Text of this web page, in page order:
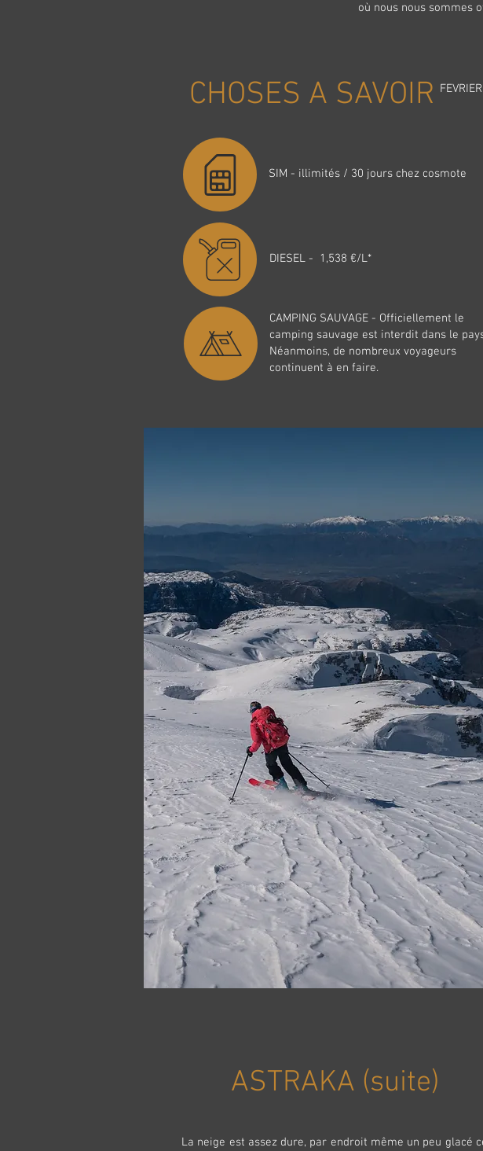
où nous nous sommes
SIM - illimités / 30 jours chez cosmote
DIESEL - 1,538 €/L*
CAMPING SAUVAGE - Officiellement le
camping sauvage est interdit dans le
Néanmoins, de nombreux voyageurs
continuent à en faire.
CHOSES A SAVOIR
ASTRAKA (suite)
La neige est assez dure, par endroit même un peu glacé